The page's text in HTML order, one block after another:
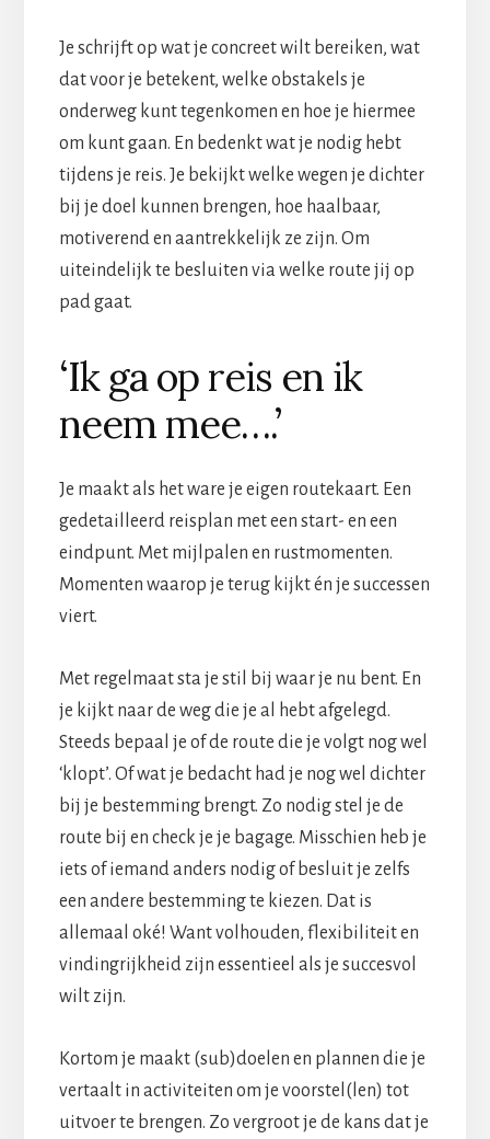
Je schrijft op wat je concreet wilt bereiken, wat
dat voor je betekent, welke obstakels je
onderweg kunt tegenkomen en hoe je hiermee
om kunt gaan. En bedenkt wat je nodig hebt
tijdens je reis. Je bekijkt welke wegen je dichter
bij je doel kunnen brengen, hoe haalbaar,
motiverend en aantrekkelijk ze zijn. Om
uiteindelijk te besluiten via welke route jij op
pad gaat.
‘Ik ga op reis en ik
neem mee….’
Je maakt als het ware je eigen routekaart. Een
gedetailleerd reisplan met een start- en een
eindpunt. Met mijlpalen en rustmomenten.
Momenten waarop je terug kijkt én je successen
viert.
Met regelmaat sta je stil bij waar je nu bent. En
je kijkt naar de weg die je al hebt afgelegd.
Steeds bepaal je of de route die je volgt nog wel
‘klopt’. Of wat je bedacht had je nog wel dichter
bij je bestemming brengt. Zo nodig stel je de
route bij en check je je bagage. Misschien heb je
iets of iemand anders nodig of besluit je zelfs
een andere bestemming te kiezen. Dat is
allemaal oké! Want volhouden, flexibiliteit en
vindingrijkheid zijn essentieel als je succesvol
wilt zijn.
Kortom je maakt (sub)doelen en plannen die je
vertaalt in activiteiten om je voorstel(len) tot
uitvoer te brengen. Zo vergroot je de kans dat je